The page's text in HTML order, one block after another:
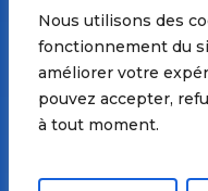
Nous utilisons des
fonctionnement du
améliorer votre
pouvez accepter,
à tout moment.
Site de Constantin
Préférences de
parArkanite